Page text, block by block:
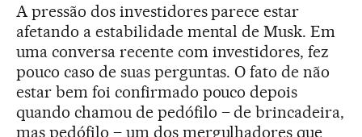
A pressão dos investidores parece estar
afetando a estabilidade mental de Musk. Em
uma conversa recente com investidores, fez
pouco caso de suas perguntas. O fato de não
estar bem foi confirmado pouco depois
quando chamou de pedófilo – de brincadeira,
mas pedófilo – um dos mergulhadores que